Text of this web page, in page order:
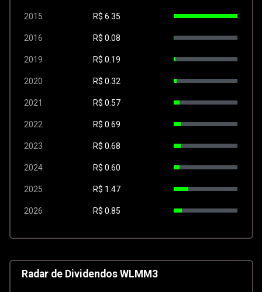
2015 R$ 6.35
2016 R$ 0.08
2019 R$ 0.19
2020 R$ 0.32
2021 R$ 0.57
2022 R$ 0.69
2023 R$ 0.68
2024 R$ 0.60
2025 R$ 1.47
2026 R$ 0.85
Radar de Dividendos WLMM3